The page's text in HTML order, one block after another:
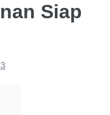
Siap